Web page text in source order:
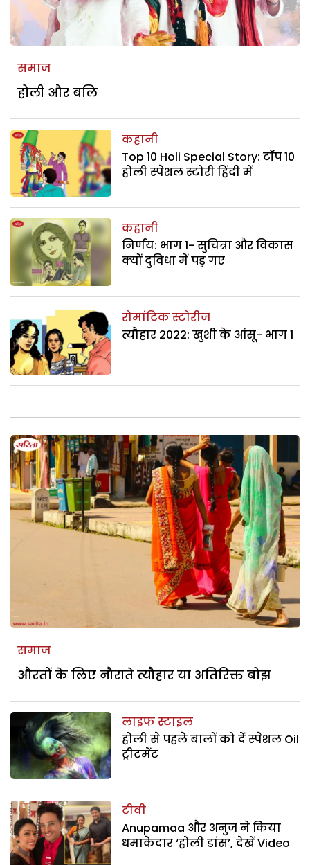
समाज
होली और बलि
कहानी
Top 10 Holi Special Story: टॉप 10
होली स्पेशल स्टोरी हिंदी में
कहानी
निर्णय: भाग 1- सुचित्रा और विकास
क्यों दुविधा में पड़ गए
रोमांटिक स्टोरीज
त्यौहार 2022: खुशी के आंसू- भाग 1
समाज
औरतों के लिए नौराते त्यौहार या अतिरिक्त बोझ
लाइफ स्टाइल
होली से पहले बालों को दें स्पेशल Oil
ट्रीटमेंट
टीवी
Anupamaa और अनुज ने किया
धमाकेदार ‘होली डांस’, देखें Video